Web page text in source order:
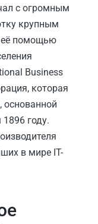
с огромным
крупным
её помощью
Business
которая
году.
в мире IT-